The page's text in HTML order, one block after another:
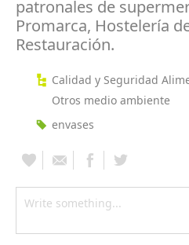
patronales de
Promarca, Hostelería
Restauración.
Calidad y Seguridad
Otros medio ambiente
envases